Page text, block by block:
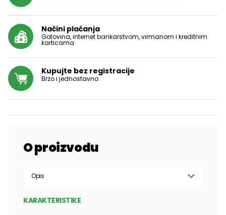
Načini plaćanja
Gotovina, internet bankarstvom, virmanom i kreditnim
karticama
Kupujte bez registracije
Brzo i jednostavno
O proizvodu
Opis
KARAKTERISTIKE